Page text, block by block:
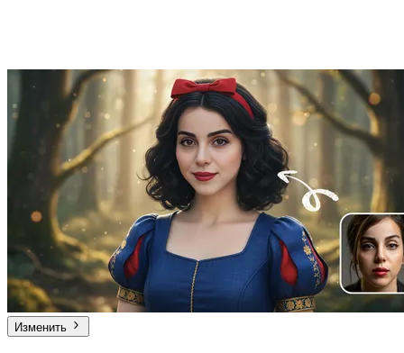
Изменить